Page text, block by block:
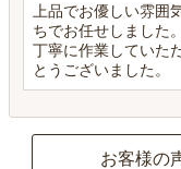
上品でお優しい雰囲
ちでお任せしました。
丁寧に作業していた
とうございました。
お客様の